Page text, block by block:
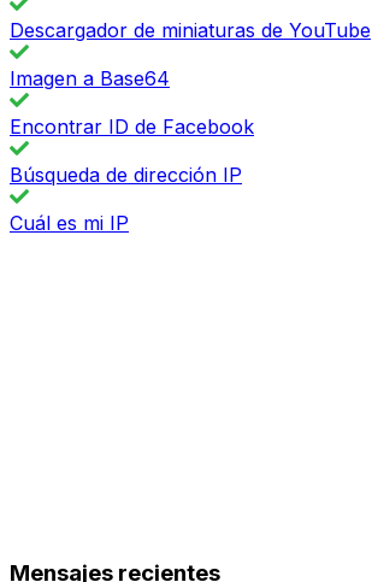
Descargador de miniaturas de YouTube
Imagen a Base64
Encontrar ID de Facebook
Búsqueda de dirección IP
Cuál es mi IP
Mensajes recientes